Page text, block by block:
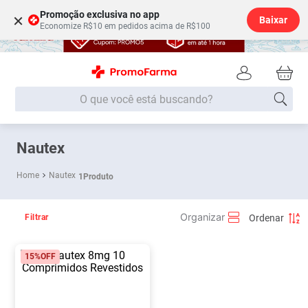
× Promoção exclusiva no app
Economize R$10 em pedidos acima de R$100
Baixar
O que você está buscando?
Nautex
Nautex 1Produto
Filtrar
15%OFF
5º Fralda G